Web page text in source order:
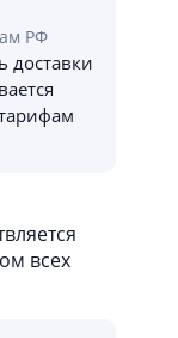
РФ
доставки
всех